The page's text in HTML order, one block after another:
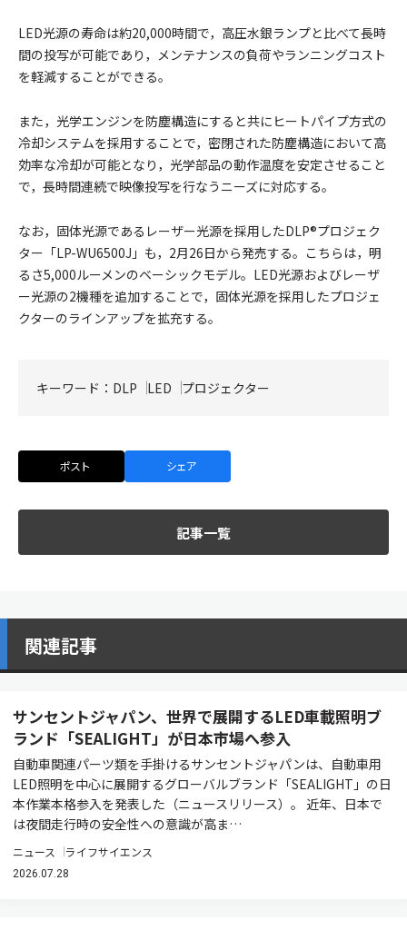
LED光源の寿命は約20,000時間で，高圧水銀ランプと比べて長時
間の投写が可能であり，メンテナンスの負荷やランニングコスト
を軽減することができる。
また，光学エンジンを防塵構造にすると共にヒートパイプ方式の
冷却システムを採用することで，密閉された防塵構造において高
効率な冷却が可能となり，光学部品の動作温度を安定させること
で，長時間連続で映像投写を行なうニーズに対応する。
なお，固体光源であるレーザー光源を採用したDLP®プロジェク
ター「LP-WU6500J」も，2月26日から発売する。こちらは，明
るさ5,000ルーメンのベーシックモデル。LED光源およびレーザ
ー光源の2機種を追加することで，固体光源を採用したプロジェ
クターのラインアップを拡充する。
キーワード： DLP LED プロジェクター
ポスト シェア
記事一覧
関連記事
サンセントジャパン、世界で展開するLED車載照明ブ
ランド「SEALIGHT」が日本市場へ参入
自動車関連パーツ類を手掛けるサンセントジャパンは、自動車用
LED照明を中心に展開するグローバルブランド「SEALIGHT」の日
本作業本格参入を発表した（ニュースリリース）。 近年、日本で
は夜間走行時の安全性への意識が高ま…
ニュース ライフサイエンス
2026.07.28